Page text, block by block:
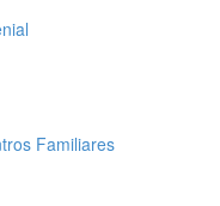
Familiares